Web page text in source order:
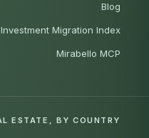
Blog
Investment Migration Index
Mirabello MCP
ESTATE, BY COUNTRY